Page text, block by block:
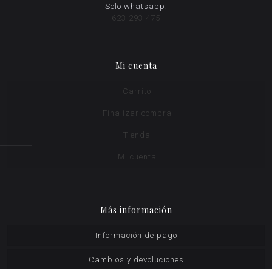
Solo whatsapp:
623 293 475
Mi cuenta
Carrito
Finalizar compra
Tienda
Mi cuenta
Más información
Información de pago
Cambios y devoluciones